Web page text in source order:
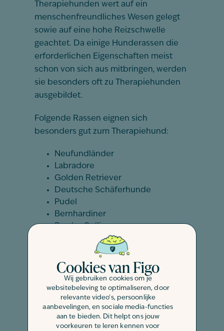
Cookies van Figo
Wij gebruiken cookies om je
websitebeleving te optimaliseren, door
relevante video's, persoonlijke
aanbevelingen, en sociale media-functies
aan te bieden. Dit helpt ons jouw
voorkeuren te leren kennen voor
Therapiehunden wert auf ein
menschenfreundliches Wesen gelegt
sowie auf eine hohe Reizschwelle
geachtet. Da einige Hunderassen die
erforderlichen Eigenschaften meist
schon von sich aus mitbringen, werden
sie besonders oft zu Therapiehunden
ausgebildet.
Folgende Rassen eignen sich
besonders gut zum Therapiehund:
Neufundländer
Labradore
Golden Retriever
Deutsche Schäferhunde
Pudel
Bernhardiner
Border Collies
Magyar Vizslas
Leonberger
Malteser
Was die richtige Größe von
Therapiehunden angeht, gilt es in erster
Linie den künftigen Einsatzzweck zu